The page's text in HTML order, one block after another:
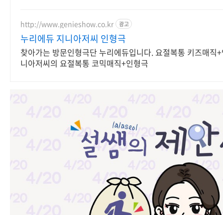
http://www.genieshow.co.kr 광고
누리에듀 지니아저씨 인형극
찾아가는 방문인형극단 누리에듀입니다. 요절복통 키즈매직
니아저씨의 요절복통 코믹매직+인형극